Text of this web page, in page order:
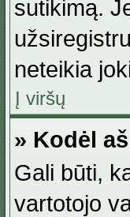
sutikimą.
neteikia
Į viršų
» Kodėl
Gali būti,
vartotojo